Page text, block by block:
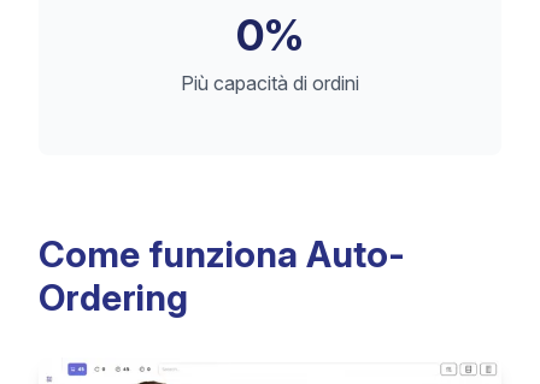
0%
Più capacità di ordini
Come funziona Auto-
Ordering